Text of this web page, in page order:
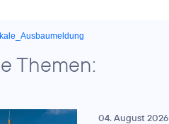
Themen:
04. August 2026